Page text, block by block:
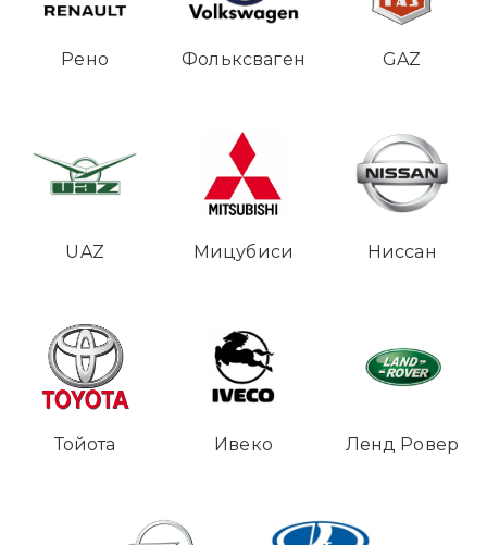
Рено Фольксваген GAZ
UAZ Мицубиси Ниссан
Тойота Ивеко Ленд Ровер